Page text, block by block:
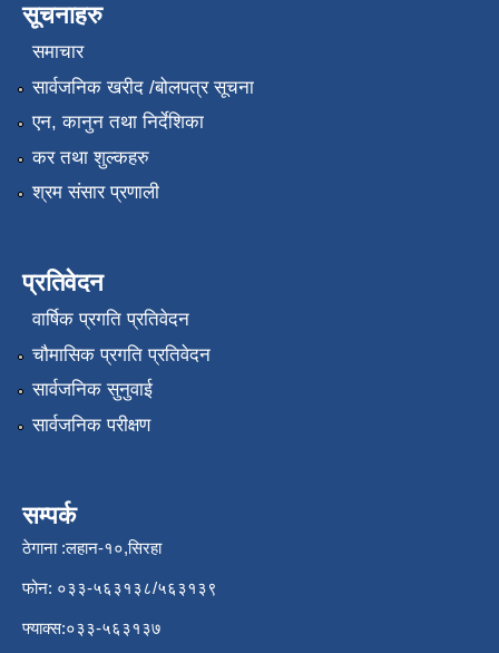
सूचनाहरु
समाचार
सार्वजनिक खरीद /बोलपत्र सूचना
एन, कानुन तथा निर्देशिका
कर तथा शुल्कहरु
श्रम संसार प्रणाली
प्रतिवेदन
वार्षिक प्रगति प्रतिवेदन
चौमासिक प्रगति प्रतिवेदन
सार्वजनिक सुनुवाई
सार्वजनिक परीक्षण
सम्पर्क
ठेगाना :लहान-१०,सिरहा
फोन: ०३३-५६३१३८/५६३१३९
फ्याक्स:०३३-५६३१३७